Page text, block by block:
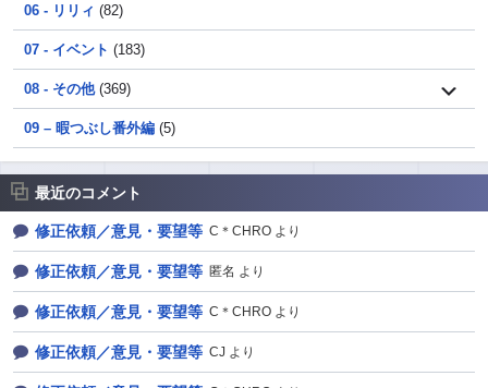
06 - リリィ (82)
07 - イベント (183)
08 - その他(369)
09 – 暇つぶし番外編 (5)
最近のコメント
修正依頼／意見・要望等 C＊CHRO より
修正依頼／意見・要望等 匿名 より
修正依頼／意見・要望等 C＊CHRO より
修正依頼／意見・要望等 CJ より